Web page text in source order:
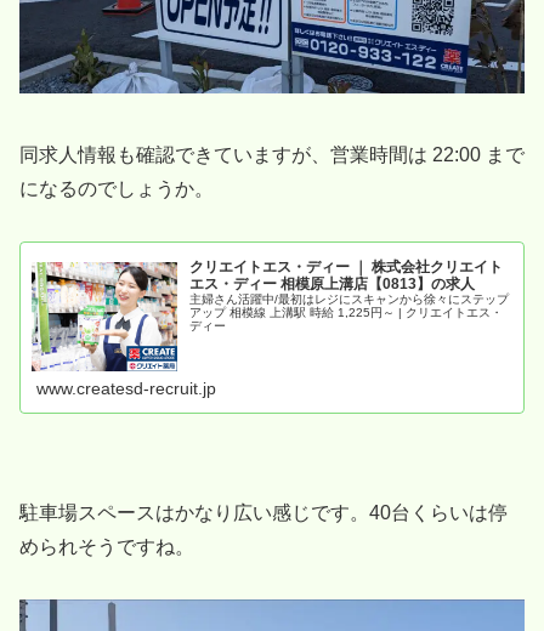
同求人情報も確認できていますが、営業時間は 22:00 まで
になるのでしょうか。
クリエイトエス・ディー ｜ 株式会社クリエイト
エス・ディー 相模原上溝店【0813】の求人
主婦さん活躍中/最初はレジにスキャンから徐々にステップ
アップ 相模線 上溝駅 時給 1,225円～ | クリエイトエス・
ディー
www.createsd-recruit.jp
駐車場スペースはかなり広い感じです。40台くらいは停
められそうですね。